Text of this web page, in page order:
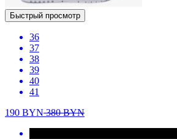
Быстрый просмотр
36
37
38
39
40
41
190 BYN380BYN